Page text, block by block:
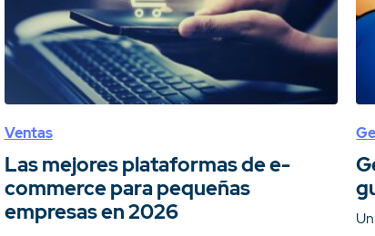
Ventas
Las mejores plataformas de e-
commerce para pequeñas
empresas en 2026